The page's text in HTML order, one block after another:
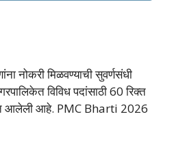
नोकरी मिळवण्याची सुवर्णसंधी
विविध पदांसाठी 60 रिक्त
आलेली आहे. PMC Bharti 2026